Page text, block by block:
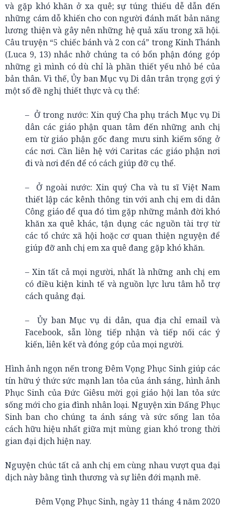
và gặp khó khăn ở xa quê; sự túng thiếu dễ dẫn đến
những cám dỗ khiến cho con người đánh mất bản năng
lương thiện và gây nên những hệ quả xấu trong xã hội.
Câu truyện “5 chiếc bánh và 2 con cá” trong Kinh Thánh
(Luca 9, 13) nhắc nhở chúng ta có bổn phận đóng góp
những gì mình có dù chỉ là phần thiết yếu nhỏ bé của
bản thân. Vì thế, Ủy ban Mục vụ Di dân trân trọng gợi ý
một số đề nghị thiết thực và cụ thể:
– Ở trong nước: Xin quý Cha phụ trách Mục vụ Di
dân các giáo phận quan tâm đến những anh chị
em từ giáo phận gốc đang mưu sinh kiếm sống ở
các nơi. Cần liên hệ với Caritas các giáo phận nơi
đi và nơi đến để có cách giúp đỡ cụ thể.
– Ở ngoài nước: Xin quý Cha và tu sĩ Việt Nam
thiết lập các kênh thông tin với anh chị em di dân
Công giáo để qua đó tìm gặp những mảnh đời khó
khăn xa quê khác, tận dụng các nguồn tài trợ từ
các tổ chức xã hội hoặc cơ quan thiện nguyện để
giúp đỡ anh chị em xa quê đang gặp khó khăn.
– Xin tất cả mọi người, nhất là những anh chị em
có điều kiện kinh tế và nguồn lực lưu tâm hỗ trợ
cách quảng đại.
– Ủy ban Mục vụ di dân, qua địa chỉ email và
Facebook, sẵn lòng tiếp nhận và tiếp nối các ý
kiến, liên kết và đóng góp của mọi người.
Hình ảnh ngọn nến trong Đêm Vọng Phục Sinh giúp các
tín hữu ý thức sức mạnh lan tỏa của ánh sáng, hình ảnh
Phục Sinh của Đức Giêsu mời gọi giáo hội lan tỏa sức
sống mới cho gia đình nhân loại. Nguyện xin Đấng Phục
Sinh ban cho chúng ta ánh sáng và sức sống lan tỏa
cách hữu hiệu nhất giữa mịt mùng gian khó trong thời
gian đại dịch hiện nay.
Nguyện chúc tất cả anh chị em cùng nhau vượt qua đại
dịch này bằng tình thương và sự liên đới mạnh mẽ.
Đêm Vọng Phục Sinh, ngày 11 tháng 4 năm 2020